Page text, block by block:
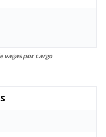
vagas por cargo